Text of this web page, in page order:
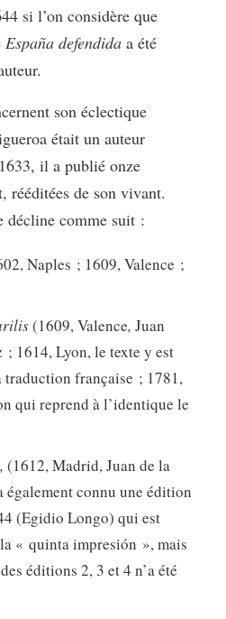
si l’on considère que
España defendida a été
son éclectique
était un auteur
il a publié onze
de son vivant.
décline comme suit :
Naples ; 1609, Valence ;
(1609, Valence, Juan
1614, Lyon, le texte y est
traduction française ; 1781,
qui reprend à l’identique le
(1612, Madrid, Juan de la
également connu une édition
(Egidio Longo) qui est
« quinta impresión », mais
éditions 2, 3 et 4 n’a été